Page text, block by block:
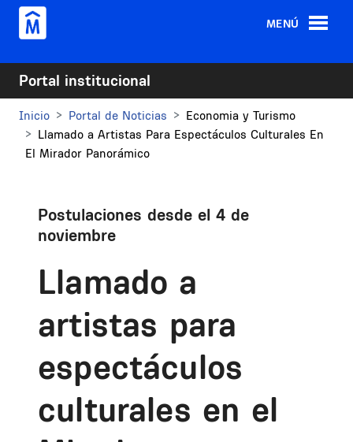
Pasar al contenido principal
MENÚ
Portal institucional
Inicio Portal de Noticias
Economia y Turismo
Llamado a Artistas Para Espectáculos Culturales En
El Mirador Panorámico
Postulaciones desde el 4 de
noviembre
Llamado a
artistas para
espectáculos
culturales en el